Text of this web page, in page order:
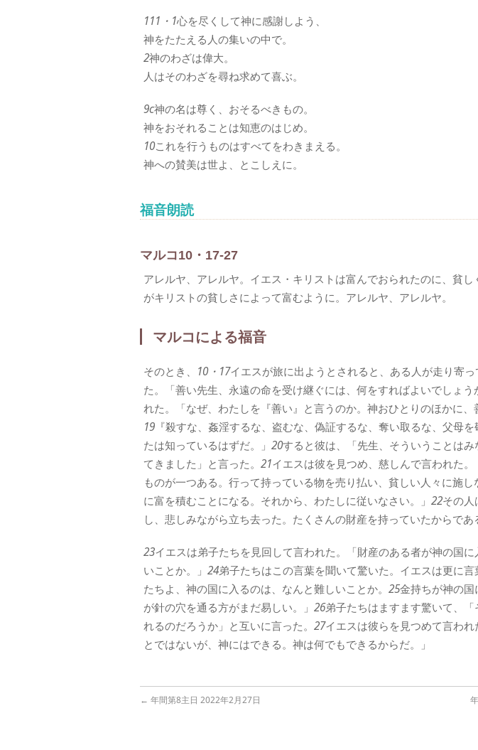
111・1心を尽くして神に感謝しよう、
神をたたえる人の集いの中で。
2神のわざは偉大。
人はそのわざを尋ね求めて喜ぶ。
9c神の名は尊く、おそるべきもの。
神をおそれることは知恵のはじめ。
10これを行うものはすべてをわきまえる。
神への賛美は世よ、とこしえに。
福音朗読
マルコ10・17-27
アレルヤ、アレルヤ。イエス・キリストは富んでおられたのに、貧
がキリストの貧しさによって富むように。アレルヤ、アレルヤ。
マルコによる福音
そのとき、 10・17イエスが旅に出ようとされると、ある人が走り寄
た。「善い先生、永遠の命を受け継ぐには、何をすればよいでしょう
れた。「なぜ、わたしを『善い』と言うのか。神おひとりのほかに、
19 『殺すな、姦淫するな、盗むな、偽証するな、奪い取るな、父母
たは知っているはずだ。」 20すると彼は、「先生、そういうことは
てきました」と言った。 21イエスは彼を見つめ、慈しんで言われた
ものが一つある。行って持っている物を売り払い、貧しい人々に施
に富を積むことになる。それから、わたしに従いなさい。」 22その人
し、悲しみながら立ち去った。たくさんの財産を持っていたからであ
23イエスは弟子たちを見回して言われた。「財産のある者が神の国
いことか。」 24弟子たちはこの言葉を聞いて驚いた。イエスは更に
たちよ、神の国に入るのは、なんと難しいことか。 25金持ちが神の
が針の穴を通る方がまだ易しい。」 26弟子たちはますます驚いて、
れるのだろうか」と互いに言った。 27イエスは彼らを見つめて言わ
とではないが、神にはできる。神は何でもできるからだ。」
← 年間第8主日 2022年2月27日